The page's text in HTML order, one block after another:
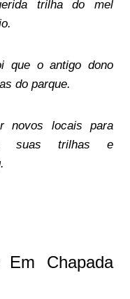
trilha do mel
que o antigo dono
do parque.
novos locais para
suas trilhas e
Em Chapada